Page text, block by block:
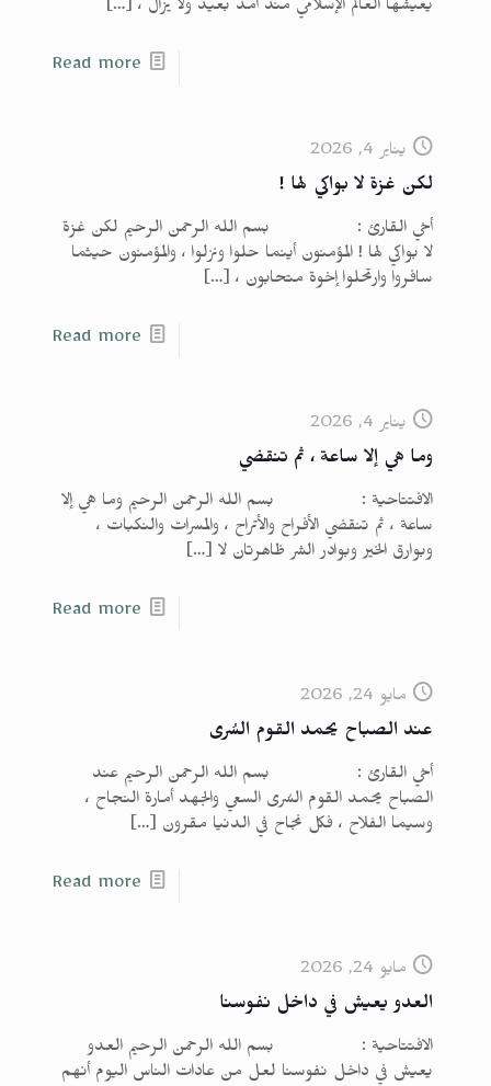
يعيشها العالم الإسلامي منذ أمد بعيد ولا يزال ، […]
Read more
يناير 4, 2026
لكن غزة لا بواكي لها !
أخي القارئ : بسم الله الرحمن الرحيم لكن غزة
لا بواكي لها ! المؤمنون أينما حلوا ونزلوا ، والمؤمنون حيثما
سافروا وارتحلوا إخوة متحابون ، […]
Read more
يناير 4, 2026
وما هي إلا ساعة ، ثم تنقضي
الافتتاحية : بسم الله الرحمن الرحيم وما هي إلا
ساعة ، ثم تنقضي الأفراح والأتراح ، والمسرات والنكبات ،
وبوارق الخير وبوادر الشر ظاهرتان لا […]
Read more
مايو 24, 2026
عند الصباح يحمد القوم السُرى
أخي القارئ : بسم الله الرحمن الرحيم عند
الصباح يحمد القوم السُرى السعي والجهد أمارة النجاح ،
وسيما الفلاح ، فكل نجاح في الدنيا مقرون […]
Read more
مايو 24, 2026
العدو يعيش في داخل نفوسنا
الافتتاحية : بسم الله الرحمن الرحيم العدو
يعيش في داخل نفوسنا لعل من عادات الناس اليوم أنهم